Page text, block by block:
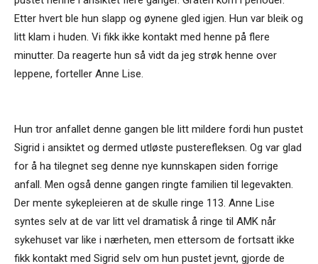
Etter hvert ble hun slapp og øynene gled igjen. Hun var bleik og
litt klam i huden. Vi fikk ikke kontakt med henne på flere
minutter. Da reagerte hun så vidt da jeg strøk henne over
leppene, forteller Anne Lise.
Hun tror anfallet denne gangen ble litt mildere fordi hun pustet
Sigrid i ansiktet og dermed utløste pusterefleksen. Og var glad
for å ha tilegnet seg denne nye kunnskapen siden forrige
anfall. Men også denne gangen ringte familien til legevakten.
Der mente sykepleieren at de skulle ringe 113. Anne Lise
syntes selv at de var litt vel dramatisk å ringe til AMK når
sykehuset var like i nærheten, men ettersom de fortsatt ikke
fikk kontakt med Sigrid selv om hun pustet jevnt, gjorde de